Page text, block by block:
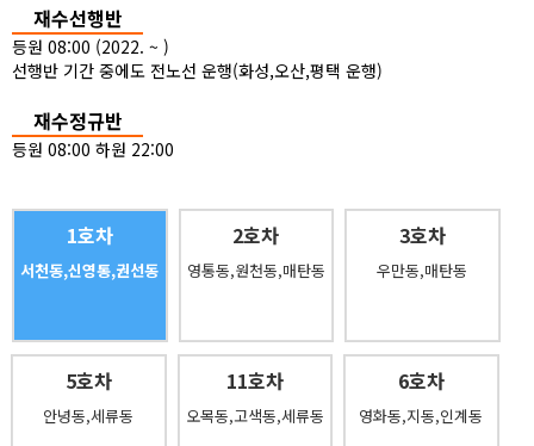
재수선행반
등원 08:00 (2022. ~ )
선행반 기간 중에도 전노선 운행(화성,오산,평택 운행)
재수정규반
등원 08:00 하원 22:00
1호차
서천동,신영통,권선동
2호차
영통동,원천동,매탄동
3호차
우만동,매탄동
5호차
안녕동,세류동
11호차
오목동,고색동,세류동
6호차
영화동,지동,인계동